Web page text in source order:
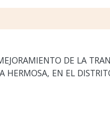
DE LA
HERMOSA, EN EL